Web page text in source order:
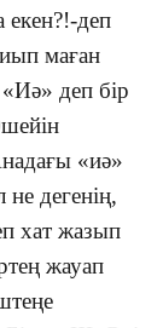
екен?!-деп
маған
деп бір
«иә»
не дегенің,
хат жазып
жауап